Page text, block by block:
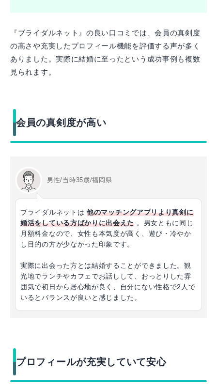
『ブライダルネット』の良い口コミでは、会員の真剣度
の高さや充実したプロフィール機能を評価する声が多く
ありました。実際に結婚に至ったという成功事例も複数
見られます。
会員の真剣度が高い
男性/当時35歳/福岡県
ブライダルネットは 他のマッチングアプリより真剣に
婚活をしている方ばかりに出会えた 。男女ともに同じ
月額料金なので、女性も本気度が高く、遊び・冷やか
し目的の方が少なかった印象です。
実際に出会った方とは結婚することができました。観
光地でランチやカフェでお話しして、おっとりした雰
囲気で初日から居心地が良く、自分にない性格で2人で
いるとバランスが良いと感じました。
プロフィールが充実していて安心